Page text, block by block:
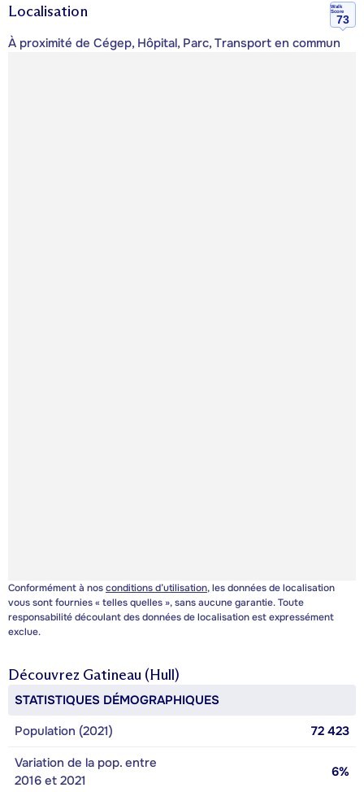
Localisation
Walk
Score
73
À proximité de Cégep, Hôpital, Parc, Transport en commun
Conformément à nosconditions d’utilisation, les données de localisation
vous sont fournies « telles quelles », sans aucune garantie. Toute
responsabilité découlant des données de localisation est expressément
exclue.
Découvrez Gatineau (Hull)
STATISTIQUES DÉMOGRAPHIQUES
Population (2021)
72 423
Variation de la pop. entre
2016 et 2021
6%